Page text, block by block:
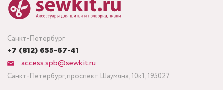
Санкт-Петербург
+7 (812) 655-67-41
access.spb@sewkit.ru
Санкт-Петербург, проспект Шаумяна, 10к1, 195027